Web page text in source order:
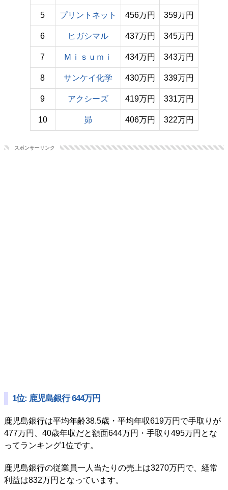
5 プリントネット 456万円 359万円
6 ヒガシマル 437万円 345万円
7 Ｍｉｓｕｍｉ 434万円 343万円
8 サンケイ化学 430万円 339万円
9 アクシーズ 419万円 331万円
10 昴 406万円 322万円
スポンサーリンク
1位: 鹿児島銀行 644万円
鹿児島銀行は平均年齢38.5歳・平均年収619万円で手取りが
477万円、40歳年収だと額面644万円・手取り495万円とな
ってランキング1位です。
鹿児島銀行の従業員一人当たりの売上は3270万円で、経常
利益は832万円となっています。